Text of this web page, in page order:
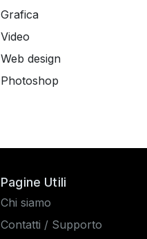
Grafica
Video
Web design
Photoshop
Pagine Utili
Chi siamo
Contatti / Supporto